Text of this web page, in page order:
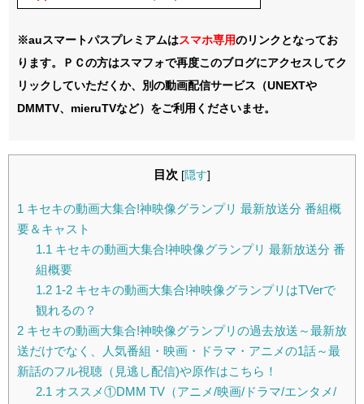
※auスマートパスプレミアムはスマホ専用のリンクとなってお
ります。ＰＣの方はスマフォで再度このブログにアクセスしてク
リックしていただくか、別の動画配信サービス（UNEXTや
DMMTV、mieruTVなど）をご利用くださいませ。
目次 [隠す]
1 キセキの動画大集合!神映像グランプリ 最新放送分 番組概
要＆キャスト
1.1 キセキの動画大集合!神映像グランプリ 最新放送分 番
組概要
1.21-2 キセキの動画大集合!神映像グランプリはTVerで
観れるの？
2 キセキの動画大集合!神映像グランプリの過去放送～最新放
送だけでなく、人気番組・映画・ドラマ・アニメの1話～最
新話のフル視聴（見逃し配信)や原作はこちら！
2.1 オススメ①DMM TV（アニメ/映画/ドラマ/エンタメ/